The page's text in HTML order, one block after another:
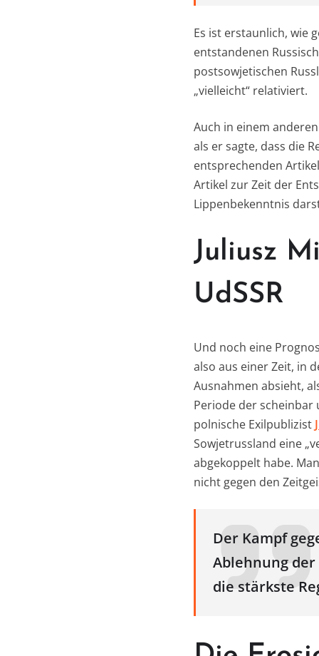
Es ist erstaunlich, wie
entstandenen
postsowjetischen
„vielleicht“ relativiert.
Auch in einem
als er sagte, dass die
entsprechenden
Artikel zur Zeit der
Lippenbekenntnis
Juliusz
UdSSR
Und noch eine
also aus einer Zeit, in
Ausnahmen absieht,
Periode der scheinbar
polnische Exilpublizist
Sowjetrussland eine
abgekoppelt habe.
nicht gegen den
Der Kampf
Ablehnung
die stärkste